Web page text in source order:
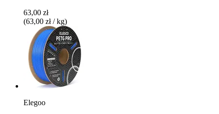
63,00 zł
(63,00 zł / kg)
Elegoo